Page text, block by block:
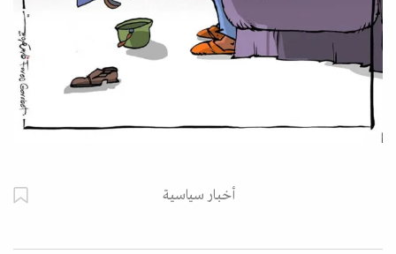
أخبار سياسية